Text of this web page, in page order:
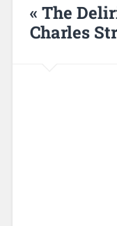
« The
Charles